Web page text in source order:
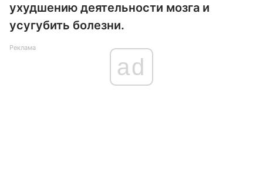
ухудшению деятельности мозга и
усугубить болезни​.
Реклама
ad